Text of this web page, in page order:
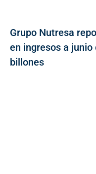
Grupo Nutresa
en ingresos a junio
billones